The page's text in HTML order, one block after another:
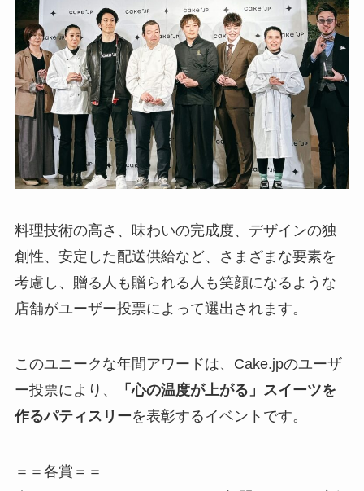
料理技術の高さ、味わいの完成度、デザインの独
創性、安定した配送供給など、さまざまな要素を
考慮し、贈る人も贈られる人も笑顔になるような
店舗がユーザー投票によって選出されます。
このユニークな年間アワードは、Cake.jpのユーザ
ー投票により、
「心の温度が上がる」スイーツを
作るパティスリーを表彰するイベントです。
＝＝各賞＝＝